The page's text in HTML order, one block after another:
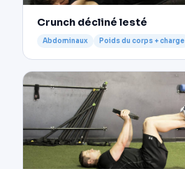
Crunch décliné lesté
Abdominaux Poids du corps + charge